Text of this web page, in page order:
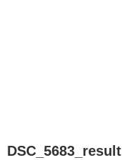
DSC_5683_result